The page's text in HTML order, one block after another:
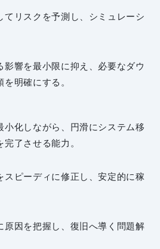
てリスクを予測し、シミュレーシ
影響を最小限に抑え、必要なダウ
明確にする。
小化しながら、円滑にシステム移
了させる能力。
スピーディに修正し、安定的に稼
原因を把握し、復旧へ導く問題解